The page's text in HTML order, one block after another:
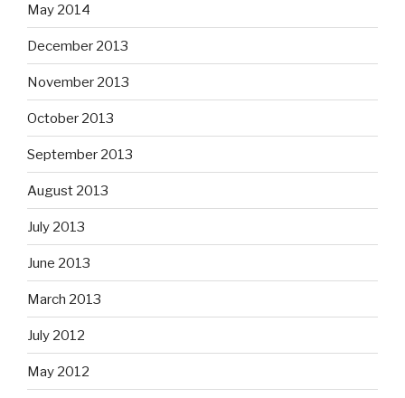
May 2014
December 2013
November 2013
October 2013
September 2013
August 2013
July 2013
June 2013
March 2013
July 2012
May 2012